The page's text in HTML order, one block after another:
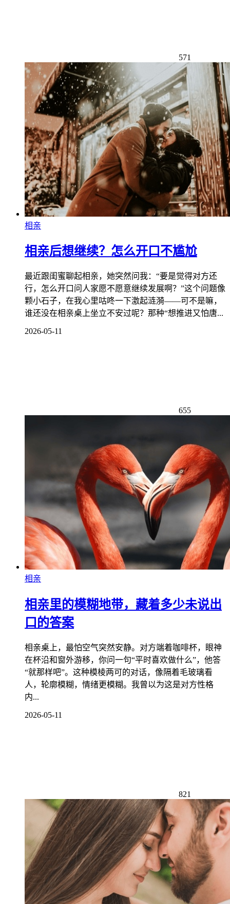
571
相亲
相亲后想继续？怎么开口不尴尬
最近跟闺蜜聊起相亲，她突然问我：“要是觉得对方还
行，怎么开口问人家愿不愿意继续发展啊？”这个问题像
颗小石子，在我心里咕咚一下激起涟漪——可不是嘛，
谁还没在相亲桌上坐立不安过呢？那种“想推进又怕唐...
2026-05-11
655
相亲
相亲里的模糊地带，藏着多少未说出
口的答案
相亲桌上，最怕空气突然安静。对方端着咖啡杯，眼神
在杯沿和窗外游移，你问一句“平时喜欢做什么”，他答
“就那样吧”。这种模棱两可的对话，像隔着毛玻璃看
人，轮廓模糊，情绪更模糊。我曾以为这是对方性格
内...
2026-05-11
821